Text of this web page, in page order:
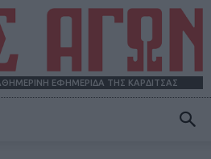
ΕΦΗΜΕΡΙΔΑ ΤΗΣ ΚΑΡΔΙΤΣΑΣ